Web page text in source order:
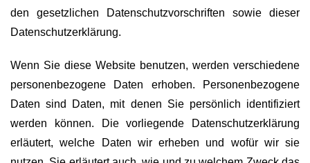
den gesetzlichen Datenschutzvorschriften sowie dieser
Datenschutzerklärung.
Wenn Sie diese Website benutzen, werden verschiedene
personenbezogene Daten erhoben. Personenbezogene
Daten sind Daten, mit denen Sie persönlich identifiziert
werden können. Die vorliegende Datenschutzerklärung
erläutert, welche Daten wir erheben und wofür wir sie